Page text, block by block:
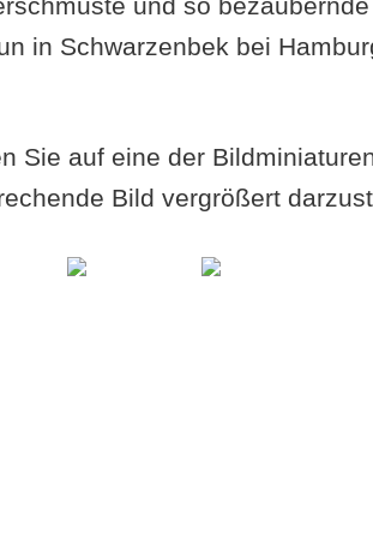
in Schwarzenbek bei
Sie auf eine der
Bild vergrößert